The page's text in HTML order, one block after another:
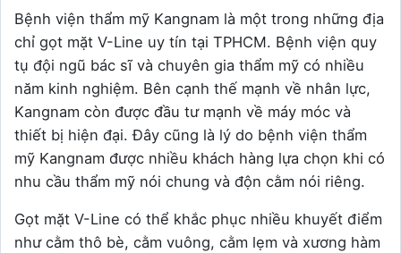
Bệnh viện thẩm mỹ Kangnam là một trong những địa
chỉ gọt mặt V-Line uy tín tại TPHCM. Bệnh viện quy
tụ đội ngũ bác sĩ và chuyên gia thẩm mỹ có nhiều
năm kinh nghiệm. Bên cạnh thế mạnh về nhân lực,
Kangnam còn được đầu tư mạnh về máy móc và
thiết bị hiện đại. Đây cũng là lý do bệnh viện thẩm
mỹ Kangnam được nhiều khách hàng lựa chọn khi có
nhu cầu thẩm mỹ nói chung và độn cằm nói riêng.
Gọt mặt V-Line có thể khắc phục nhiều khuyết điểm
như cằm thô bè, cằm vuông, cằm lẹm và xương hàm